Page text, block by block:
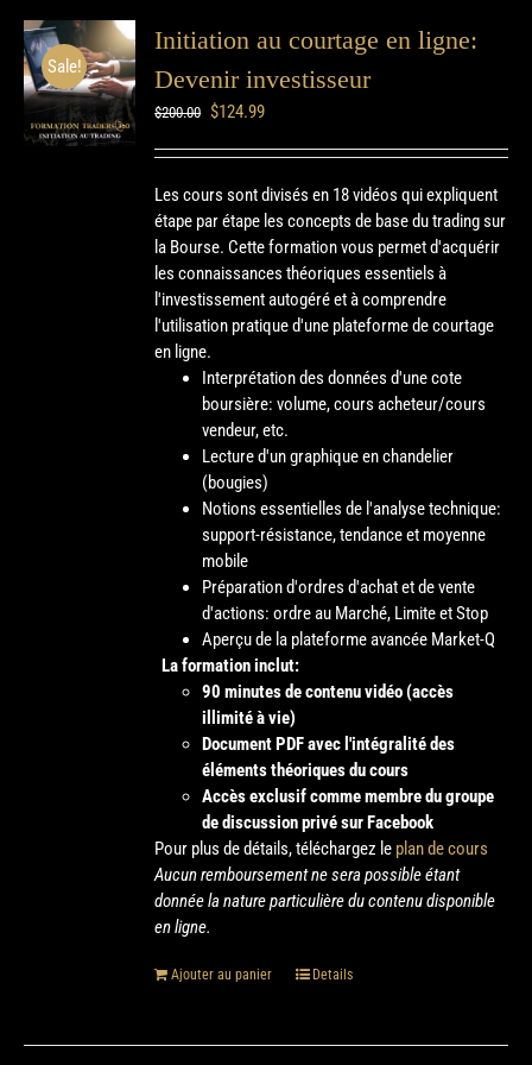
Sale!
Initiation au courtage en ligne:
Devenir investisseur
$200.00 $124.99
Les cours sont divisés en 18 vidéos qui expliquent
étape par étape les concepts de base du trading sur
la Bourse. Cette formation vous permet d'acquérir
les connaissances théoriques essentiels à
l'investissement autogéré et à comprendre
l'utilisation pratique d'une plateforme de courtage
en ligne.
Interprétation des données d'une cote
boursière: volume, cours acheteur/cours
vendeur, etc.
Lecture d'un graphique en chandelier
(bougies)
Notions essentielles de l'analyse technique:
support-résistance, tendance et moyenne
mobile
Préparation d'ordres d'achat et de vente
d'actions: ordre au Marché, Limite et Stop
Aperçu de la plateforme avancée Market-Q
La formation inclut:
90 minutes de contenu vidéo (accès
illimité à vie)
Document PDF avec l'intégralité des
éléments théoriques du cours
Accès exclusif comme membre du groupe
de discussion privé sur Facebook
Pour plus de détails, téléchargez le plan de cours
Aucun remboursement ne sera possible étant
donnée la nature particulière du contenu disponible
en ligne.
Ajouter au panier Details